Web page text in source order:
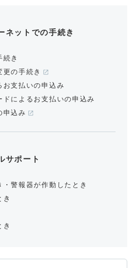
ネットでの手続き
続き
の手続き
お支払いの申込み
ドによるお支払いの申込み
申込み
サポート
・警報器が作動したとき
き
き